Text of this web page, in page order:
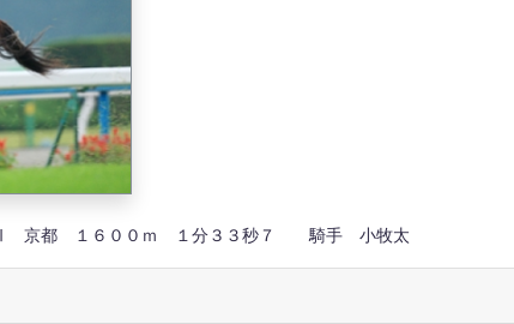
Ⅱ 京都 １６００ｍ １分３３秒７ 騎手 小牧太